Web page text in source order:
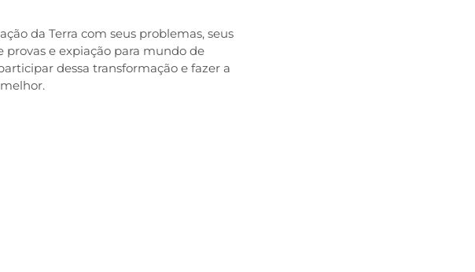
da Terra com seus problemas, seus
provas e expiação para mundo de
dessa transformação e fazer a